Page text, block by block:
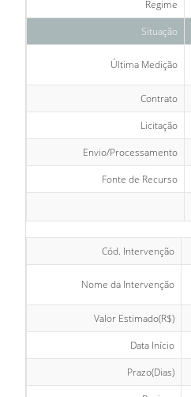
Regime
Situação
Última Medição
Contrato
Licitação
Envio/Processamento
Fonte de Recurso
Cód. Intervenção
Nome da Intervenção
Valor Estimado(R$)
Data Início
Prazo(Dias)